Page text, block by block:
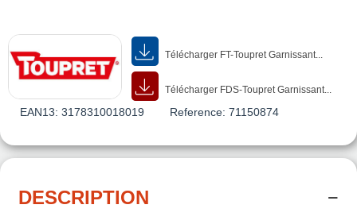
Télécharger FT-Toupret Garnissant...
Télécharger FDS-Toupret Garnissant...
EAN13: 3178310018019 Reference: 71150874
DESCRIPTION